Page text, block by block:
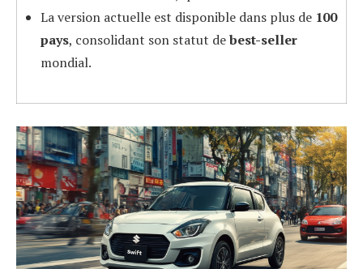
La version actuelle est disponible dans plus de 100
pays, consolidant son statut debest-seller
mondial.